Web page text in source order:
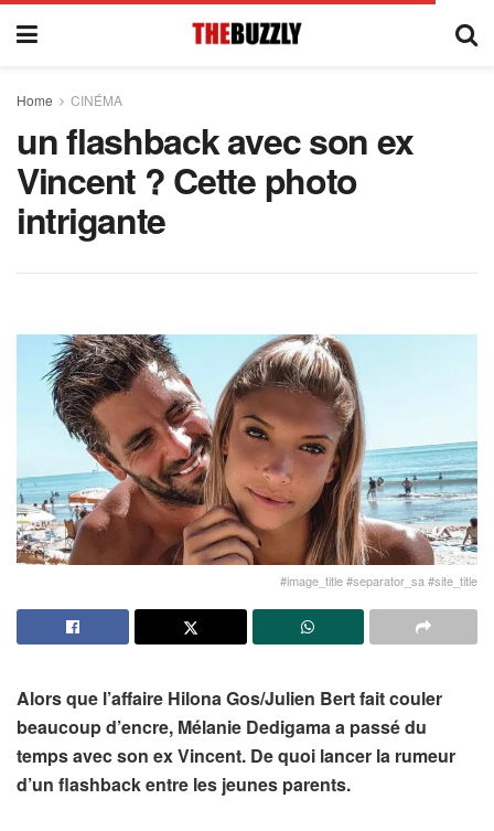
Home CINÉMA
un flashback avec son ex
Vincent ? Cette photo
intrigante
#image_title #separator_sa #site_title
Alors que l’affaire Hilona Gos/Julien Bert fait couler
beaucoup d’encre, Mélanie Dedigama a passé du
temps avec son ex Vincent. De quoi lancer la rumeur
d’un flashback entre les jeunes parents.